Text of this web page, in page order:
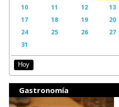
10
11 12 13
17
18 19 20
24
25 26 27
31
Hoy
Gastronomía